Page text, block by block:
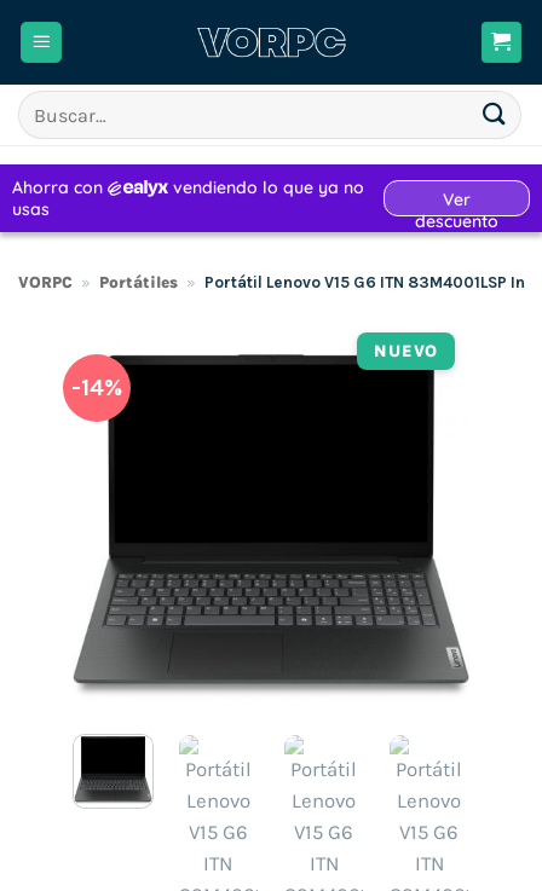
Buscar
por:
VORPC » Portátiles » Portátil Lenovo V15 G6 ITN 83M4001LSP
NUEVO
-14%